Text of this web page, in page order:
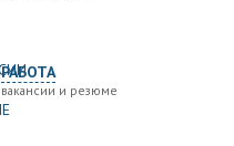
РАБОТА
вакансии и резюме